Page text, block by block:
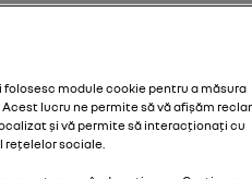
module cookie pentru a măsura
lucru ne permite să vă afișăm
și vă permite să interacționați cu
sociale.